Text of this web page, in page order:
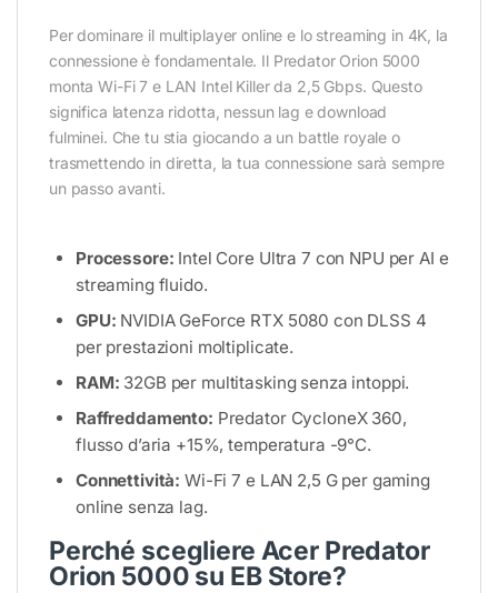
Per dominare il multiplayer online e lo streaming in 4K, la
connessione è fondamentale. Il Predator Orion 5000
monta Wi-Fi 7 e LAN Intel Killer da 2,5 Gbps. Questo
significa latenza ridotta, nessun lag e download
fulminei. Che tu stia giocando a un battle royale o
trasmettendo in diretta, la tua connessione sarà sempre
un passo avanti.
Processore: Intel Core Ultra 7 con NPU per AI e
streaming fluido.
GPU: NVIDIA GeForce RTX 5080 con DLSS 4
per prestazioni moltiplicate.
RAM: 32GB per multitasking senza intoppi.
Raffreddamento: Predator CycloneX 360,
flusso d’aria +15%, temperatura -9°C.
Connettività: Wi-Fi 7 e LAN 2,5 G per gaming
online senza lag.
Perché scegliere Acer Predator
Orion 5000 su EB Store?